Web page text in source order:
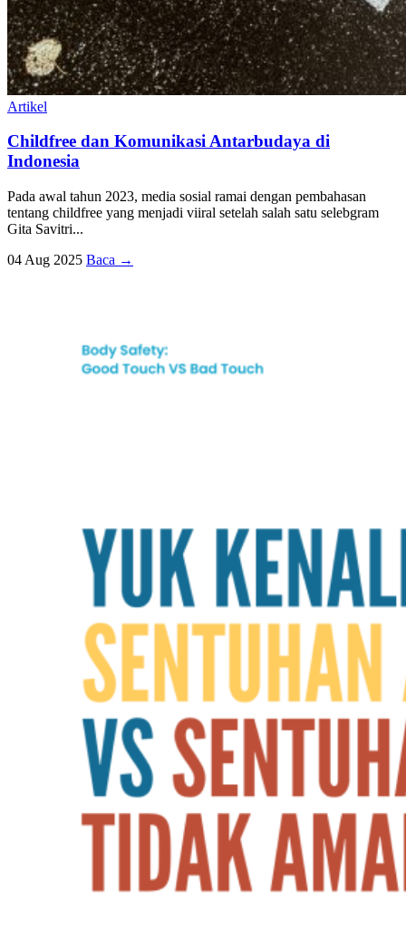
Artikel
Childfree dan Komunikasi Antarbudaya di
Indonesia
Pada awal tahun 2023, media sosial ramai dengan pembahasan
tentang childfree yang menjadi viiral setelah salah satu selebgram
Gita Savitri...
04 Aug 2025 Baca →